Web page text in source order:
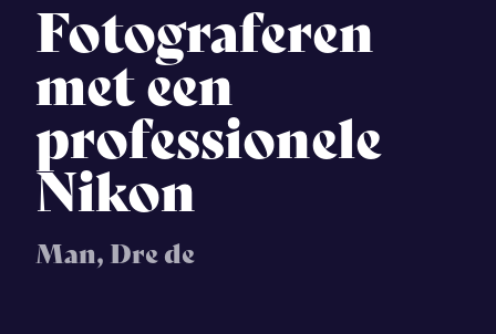
Fotograferen
met een
professionele
Nikon
Man, Dre de